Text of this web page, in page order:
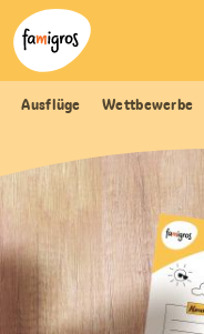
Sprungmarken
Navigation
Header
Logo
Ausflüge Wettbewerbe